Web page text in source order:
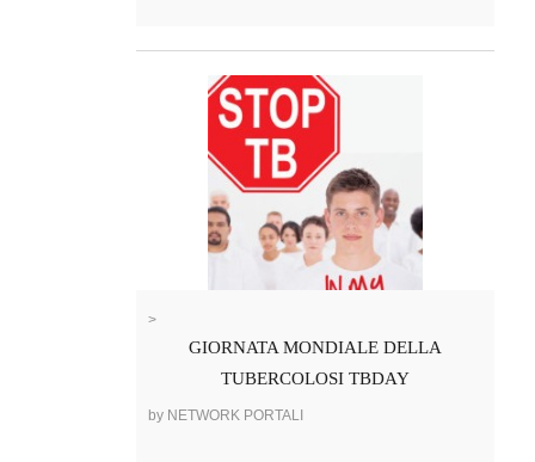
>
GIORNATA MONDIALE DELLA
TUBERCOLOSI TBDAY
by NETWORK PORTALI